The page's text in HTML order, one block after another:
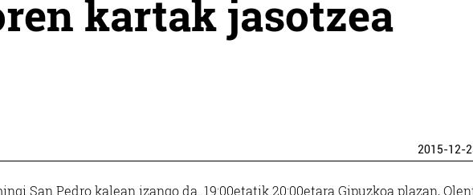
kartak jasotzea
2015-12-
San Pedro kalean izango da. 19:00etatik 20:00etara Gipuzkoa plazan,